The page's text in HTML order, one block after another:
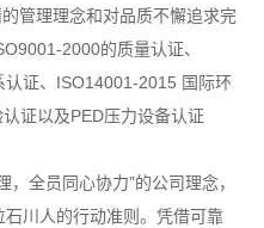
管理理念和对品质不懈追求完
2000的质量认证、
证、ISO14001-2015 国际环
证以及PED压力设备认证
全员同心协力”的公司理念，
川人的行动准则。凭借可靠